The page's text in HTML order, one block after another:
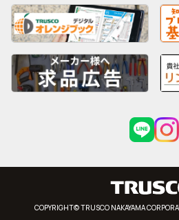
COPYRIGHT© TRUSCO NAKAYAMA